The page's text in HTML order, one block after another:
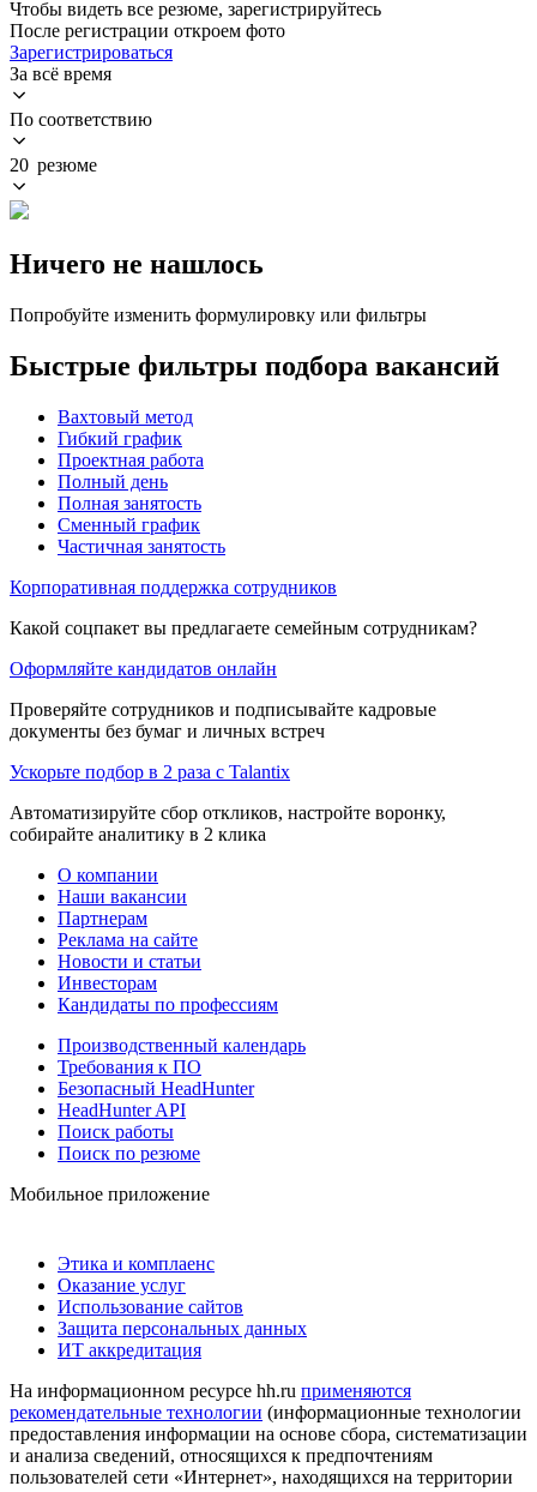
Чтобы видеть все резюме, зарегистрируйтесь
После регистрации откроем фото
Зарегистрироваться
За всё время
По соответствию
20 резюме
Ничего не нашлось
Попробуйте изменить формулировку или фильтры
Быстрые фильтры подбора вакансий
Вахтовый метод
Гибкий график
Проектная работа
Полный день
Полная занятость
Сменный график
Частичная занятость
Корпоративная поддержка сотрудников
Какой соцпакет вы предлагаете семейным сотрудникам?
Оформляйте кандидатов онлайн
Проверяйте сотрудников и подписывайте кадровые
документы без бумаг и личных встреч
Ускорьте подбор в 2 раза с Talantix
Автоматизируйте сбор откликов, настройте воронку,
собирайте аналитику в 2 клика
О компании
Наши вакансии
Партнерам
Реклама на сайте
Новости и статьи
Инвесторам
Кандидаты по профессиям
Производственный календарь
Требования к ПО
Безопасный HeadHunter
HeadHunter API
Поиск работы
Поиск по резюме
Мобильное приложение
Этика и комплаенс
Оказание услуг
Использование сайтов
Защита персональных данных
ИТ аккредитация
На информационном ресурсе hh.ru применяются
рекомендательные технологии (информационные технологии
предоставления информации на основе сбора, систематизации
и анализа сведений, относящихся к предпочтениям
пользователей сети «Интернет», находящихся на территории